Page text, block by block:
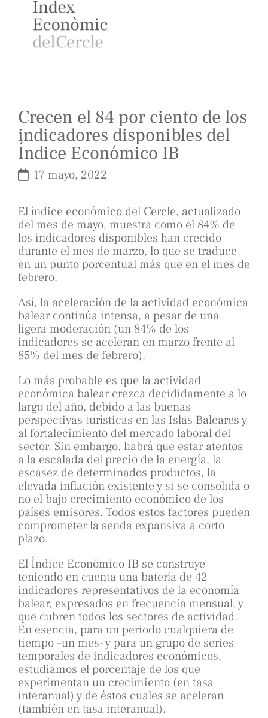
Crecen el 84 por ciento de los
indicadores disponibles del
Índice Económico IB
17 mayo, 2022
El índice económico del Cercle, actualizado
del mes de mayo, muestra como el 84% de
los indicadores disponibles han crecido
durante el mes de marzo, lo que se traduce
en un punto porcentual más que en el mes de
febrero.
Así, la aceleración de la actividad económica
balear continúa intensa, a pesar de una
ligera moderación (un 84% de los
indicadores se aceleran en marzo frente al
85% del mes de febrero).
Lo más probable es que la actividad
económica balear crezca decididamente a lo
largo del año, debido a las buenas
perspectivas turísticas en las Islas Baleares y
al fortalecimiento del mercado laboral del
sector. Sin embargo, habrá que estar atentos
a la escalada del precio de la energía, la
escasez de determinados productos, la
elevada inflación existente y si se consolida o
no el bajo crecimiento económico de los
países emisores. Todos estos factores pueden
comprometer la senda expansiva a corto
plazo.
El Índice Económico IB se construye
teniendo en cuenta una batería de 42
indicadores representativos de la economía
balear, expresados en frecuencia mensual, y
que cubren todos los sectores de actividad.
En esencia, para un periodo cualquiera de
tiempo –un mes- y para un grupo de series
temporales de indicadores económicos,
estudiamos el porcentaje de los que
experimentan un crecimiento (en tasa
interanual) y de éstos cuales se aceleran
(también en tasa interanual).